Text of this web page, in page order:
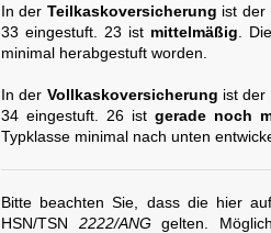
In der Teilkaskoversicherung ist der
33 eingestuft. 23 ist mittelmäßig .
minimal herabgestuft worden.
In der Vollkaskoversicherung ist der
34 eingestuft. 26 ist gerade noch
Typklasse minimal nach unten
Bitte beachten Sie, dass die hier
HSN/TSN 2222/ANGgelten.